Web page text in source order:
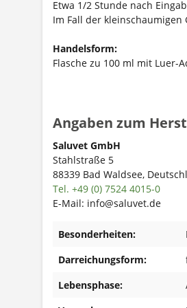
Etwa 1/2 Stunde nach
Im Fall der kleinschaumigen
Handelsform:
Flasche zu 100 ml mit Luer-
Angaben zum
Saluvet GmbH
Stahlstraße 5
88339 Bad Waldsee,
Tel. +49 (0) 7524 4015-0
E-Mail: info@saluvet.de
Besonderheiten:
Darreichungsform:
Lebensphase: